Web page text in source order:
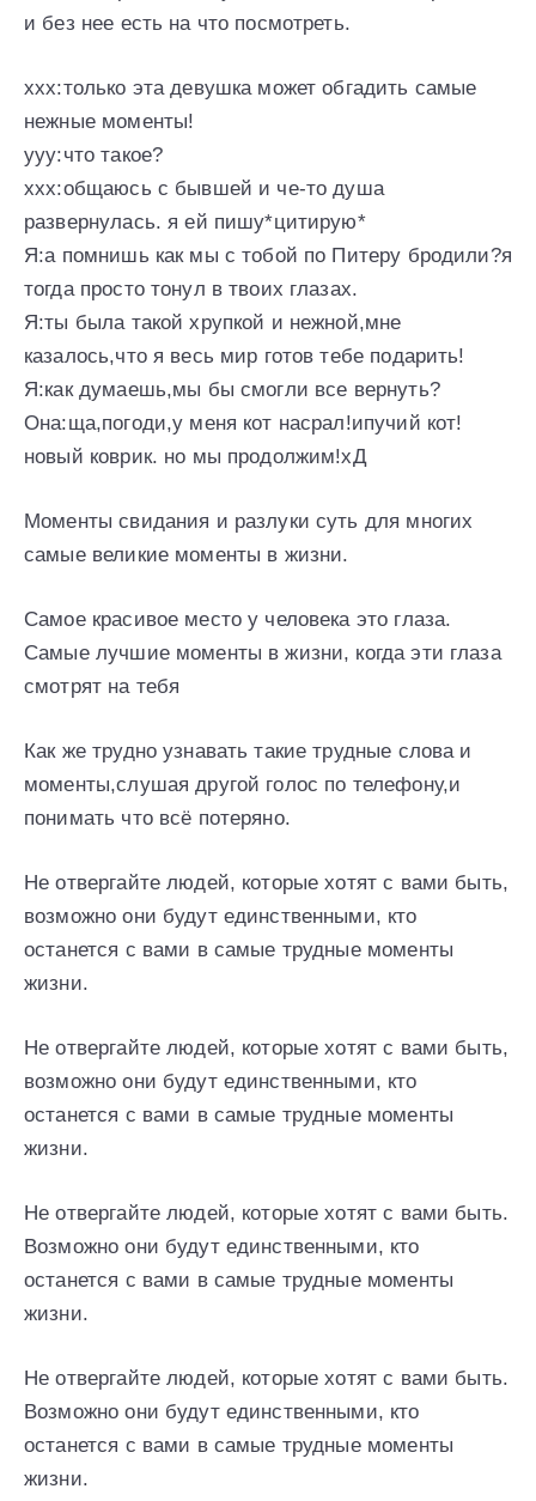
и без нее есть на что посмотреть.
ххх:только эта девушка может обгадить самые
нежные моменты!
ууу:что такое?
ххх:общаюсь с бывшей и че-то душа
развернулась. я ей пишу*цитирую*
Я:а помнишь как мы с тобой по Питеру бродили?я
тогда просто тонул в твоих глазах.
Я:ты была такой хрупкой и нежной,мне
казалось,что я весь мир готов тебе подарить!
Я:как думаешь,мы бы смогли все вернуть?
Она:ща,погоди,у меня кот насрал!ипучий кот!
новый коврик. но мы продолжим!хД
Моменты свидания и разлуки суть для многих
самые великие моменты в жизни.
Самое красивое место у человека это глаза.
Самые лучшие моменты в жизни, когда эти глаза
смотрят на тебя
Как же трудно узнавать такие трудные слова и
моменты,слушая другой голос по телефону,и
понимать что всё потеряно.
Не отвергайте людей, которые хотят с вами быть,
возможно они будут единственными, кто
останется с вами в самые трудные моменты
жизни.
Не отвергайте людей, которые хотят с вами быть,
возможно они будут единственными, кто
останется с вами в самые трудные моменты
жизни.
Не отвергайте людей, которые хотят с вами быть.
Возможно они будут единственными, кто
останется с вами в самые трудные моменты
жизни.
Не отвергайте людей, которые хотят с вами быть.
Возможно они будут единственными, кто
останется с вами в самые трудные моменты
жизни.